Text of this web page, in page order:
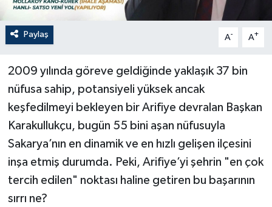
Paylaş A- A+
2009 yılında göreve geldiğinde yaklaşık 37 bin
nüfusa sahip, potansiyeli yüksek ancak
keşfedilmeyi bekleyen bir Arifiye devralan Başkan
Karakullukçu, bugün 55 bini aşan nüfusuyla
Sakarya’nın en dinamik ve en hızlı gelişen ilçesini
inşa etmiş durumda. Peki, Arifiye’yi şehrin "en çok
tercih edilen" noktası haline getiren bu başarının
sırrı ne?